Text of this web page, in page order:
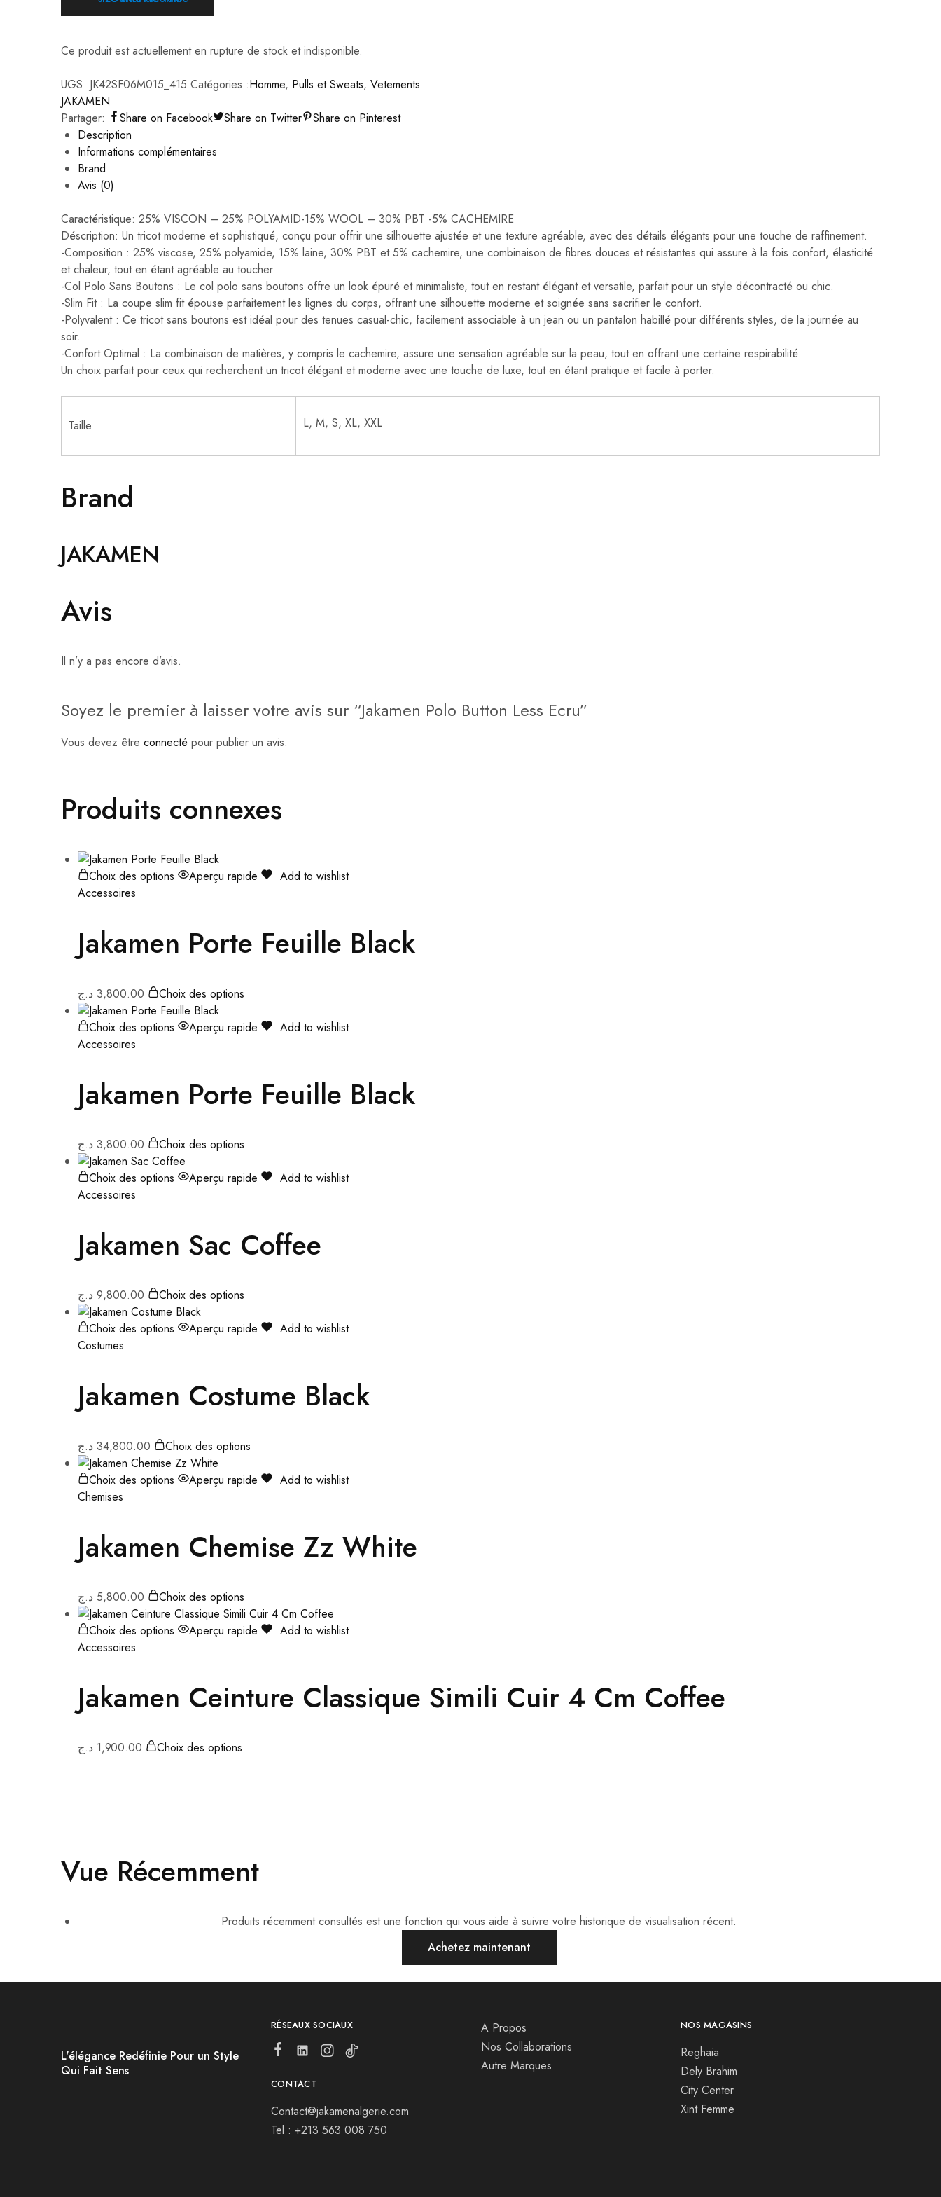
Ce produit est actuellement en rupture de stock et indisponible.
UGS :JK42SF06M015_415 Catégories :Homme, Pulls et Sweats, Vetements
JAKAMEN
Partager:
Share on Facebook Share on Twitter
Share on Pinterest
Description
Informations complémentaires
Brand
Avis (0)
Caractéristique: 25% VISCON – 25% POLYAMID-15% WOOL – 30% PBT -5% CACHEMIRE
Déscription: Un tricot moderne et sophistiqué, conçu pour offrir une silhouette ajustée et une texture agréable, avec des détails élégants pour une touche de raffinement.
-Composition : 25% viscose, 25% polyamide, 15% laine, 30% PBT et 5% cachemire, une combinaison de fibres douces et résistantes qui assure à la fois confort, élasticité
et chaleur, tout en étant agréable au toucher.
-Col Polo Sans Boutons : Le col polo sans boutons offre un look épuré et minimaliste, tout en restant élégant et versatile, parfait pour un style décontracté ou chic.
-Slim Fit : La coupe slim fit épouse parfaitement les lignes du corps, offrant une silhouette moderne et soignée sans sacrifier le confort.
-Polyvalent : Ce tricot sans boutons est idéal pour des tenues casual-chic, facilement associable à un jean ou un pantalon habillé pour différents styles, de la journée au
soir.
-Confort Optimal : La combinaison de matières, y compris le cachemire, assure une sensation agréable sur la peau, tout en offrant une certaine respirabilité.
Un choix parfait pour ceux qui recherchent un tricot élégant et moderne avec une touche de luxe, tout en étant pratique et facile à porter.
Taille L, M, S, XL, XXL
Brand
JAKAMEN
Avis
Il n’y a pas encore d’avis.
Soyez le premier à laisser votre avis sur “Jakamen Polo Button Less Ecru”
Vous devez être connecté pour publier un avis.
Produits connexes
Choix des options Aperçu rapide
Add to wishlist
Accessoires
Jakamen Porte Feuille Black
3,800.00 د.ج Choix des options
Choix des options Aperçu rapide
Add to wishlist
Accessoires
Jakamen Porte Feuille Black
3,800.00 د.ج Choix des options
Choix des options Aperçu rapide
Add to wishlist
Accessoires
Jakamen Sac Coffee
9,800.00 د.ج Choix des options
Choix des options Aperçu rapide
Add to wishlist
Costumes
Jakamen Costume Black
34,800.00 د.ج Choix des options
Choix des options Aperçu rapide
Add to wishlist
Chemises
Jakamen Chemise Zz White
5,800.00 د.ج Choix des options
Choix des options Aperçu rapide
Add to wishlist
Accessoires
Jakamen Ceinture Classique Simili Cuir 4 Cm Coffee
1,900.00 د.ج Choix des options
Vue Récemment
Produits récemment consultés est une fonction qui vous aide à suivre votre historique de visualisation récent.
Achetez maintenant
L'élégance Redéfinie Pour un Style
Qui Fait Sens
RÉSEAUX SOCIAUX
CONTACT
Contact@jakamenalgerie.com
Tel : +213 563 008 750
A Propos
Nos Collaborations
Autre Marques
NOS MAGASINS
Reghaia
Dely Brahim
City Center
Xint Femme